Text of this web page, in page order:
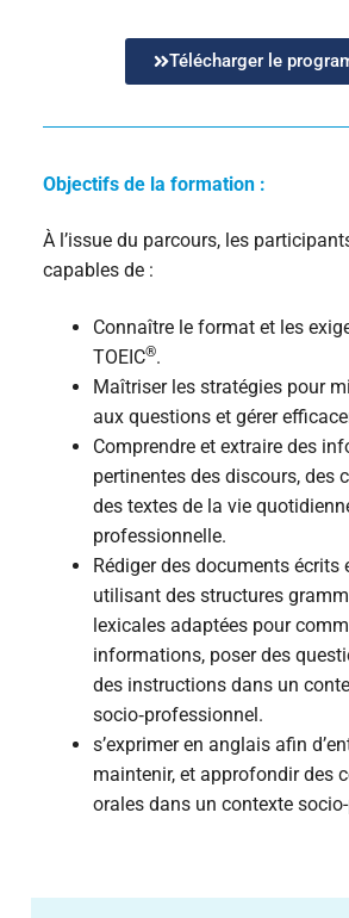
Valider un diplôme par blocs de
Télécharger le
Objectifs de la formation :
À l’issue du parcours, les
capables de :
Connaître le format et les
TOEIC®.
Maîtriser les stratégies pour
aux questions et gérer
Comprendre et extraire des
pertinentes des discours, des
des textes de la vie
professionnelle.
Rédiger des documents écrits
utilisant des structures
lexicales adaptées pour
informations, poser des
des instructions dans un
socio‑professionnel.
s’exprimer en anglais afin
maintenir, et approfondir des
orales dans un contexte